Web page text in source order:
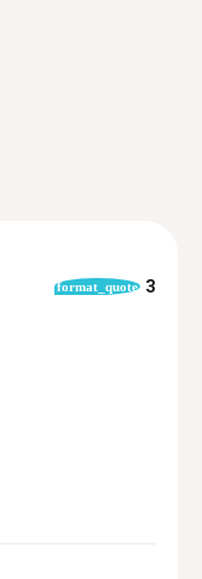
format_quote 3